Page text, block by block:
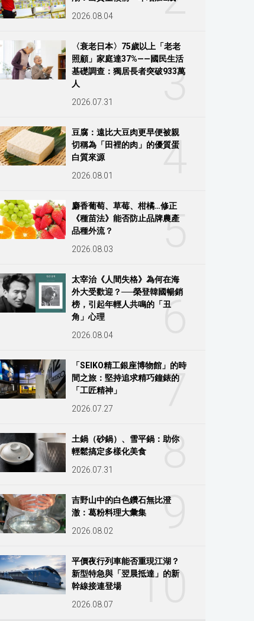
2026.08.04
3
〈衰老日本〉75歲以上「老老
照顧」家庭達37%——國民生活
基礎調查：獨居長者突破933萬
人
2026.07.31
4
豆腐：遠比大豆肉更早便被親
切稱為「田裡的肉」的優質蛋
白質來源
2026.08.01
5
麝香葡萄、草莓、柑橘…修正
《種苗法》能否防止品牌農產
品種外流？
2026.08.03
6
太宰治《人間失格》為何在海
外大受歡迎？──榮登韓國暢銷
榜，引起年輕人共鳴的「丑
角」心理
2026.08.04
7
「SEIKO精工銀座博物館」的時
間之旅：堅持追求精巧鐘錶的
「工匠精神」
2026.07.27
8
土鍋（砂鍋）、雪平鍋：助你
輕鬆搞定多樣化美食
2026.07.31
9
吉野山中的白色鑽石無比澄
澈：葛粉料理大彙集
2026.08.02
10
平價夜行列車能否重現江湖？
新型特急與「翌晨抵達」的新
幹線接連登場
2026.08.07